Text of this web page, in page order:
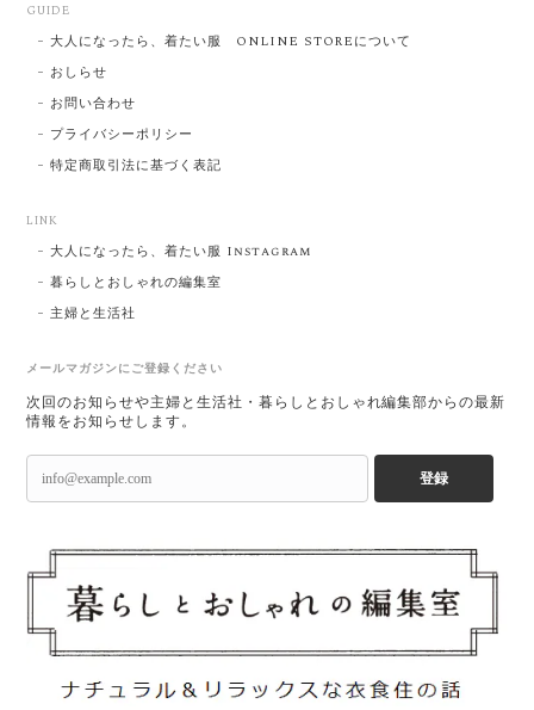
GUIDE
大人になったら、着たい服 ONLINE STOREについて
おしらせ
お問い合わせ
プライバシーポリシー
特定商取引法に基づく表記
LINK
大人になったら、着たい服 Instagram
暮らしとおしゃれの編集室
主婦と生活社
メールマガジンにご登録ください
次回のお知らせや主婦と生活社・暮らしとおしゃれ編集部からの最新
情報をお知らせします。
登録